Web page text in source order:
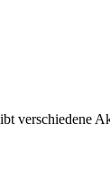
verschiedene